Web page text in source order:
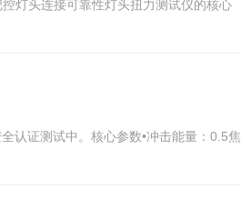
灯头连接可靠性灯头扭力测试仪的核心
认证测试中。核心参数•冲击能量：0.5焦